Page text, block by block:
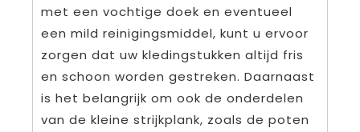
met een vochtige doek en eventueel
een mild reinigingsmiddel, kunt u ervoor
zorgen dat uw kledingstukken altijd fris
en schoon worden gestreken. Daarnaast
is het belangrijk om ook de onderdelen
van de kleine strijkplank, zoals de poten